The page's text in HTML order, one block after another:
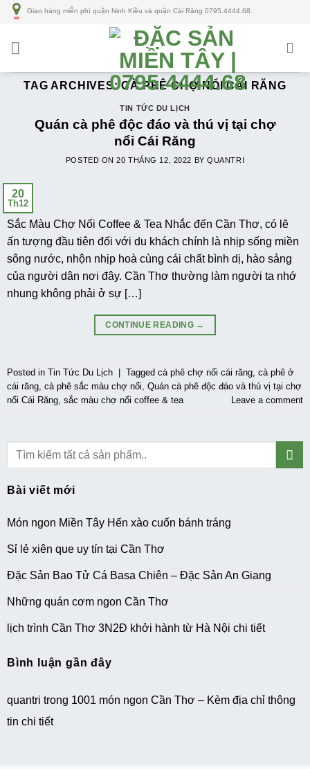
Số
Giao hàng miễn phí quận Ninh Kiều và quận Cái Răng 0795.4444.68.
TAG ARCHIVES:CÀ PHÊ CHỢ NỔI CÁI RĂNG
TIN TỨC DU LỊCH
Quán cà phê độc đáo và thú vị tại chợ
nổi Cái Răng
POSTED ON20 THÁNG 12, 2022 BYQUANTRI
20
Th12
Sắc Màu Chợ Nổi Coffee & Tea Nhắc đến Cần Thơ, có lẽ
ấn tượng đầu tiên đối với du khách chính là nhịp sống miền
sông nước, nhộn nhịp hoà cùng cái chất bình dị, hào sảng
của người dân nơi đây. Cần Thơ thường làm người ta nhớ
nhung không phải ở sự […]
CONTINUE READING →
Posted in Tin Tức Du Lịch | Tagged cà phê chợ nổi cái răng cà phê ở
cái răng cà phê sắc màu chợ nổi Quán cà phê độc đáo và thú vị tại chợ
nổi Cái Răng sắc màu chợ nổi coffee & tea Leave a comment
Bài viết mới
Món ngon Miền Tây Hến xào cuốn bánh tráng
Sỉ lẻ xiên que uy tín tại Cần Thơ
Đặc Sản Bao Tử Cá Basa Chiên – Đặc Sản An Giang
Những quán cơm ngon Cần Thơ
lịch trình Cần Thơ 3N2Đ khởi hành từ Hà Nội chi tiết
Bình luận gần đây
quantri trong 1001 món ngon Cần Thơ – Kèm địa chỉ thông
tin chi tiết